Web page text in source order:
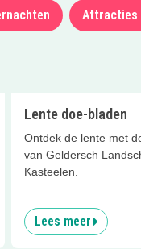
Attracties
Lente doe-bladen
Ontdek de lente met
van Geldersch
Kasteelen.
Lees meer